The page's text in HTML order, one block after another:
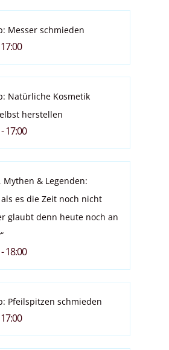
Messer schmieden
Natürliche Kosmetik
herstellen
17:00
Mythen & Legenden:
als es die Zeit noch nicht
glaubt denn heute noch an
18:00
Pfeilspitzen schmieden